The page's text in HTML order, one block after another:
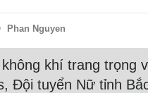
Phan Nguyen
khí trang trọng
Đội tuyển Nữ tỉnh